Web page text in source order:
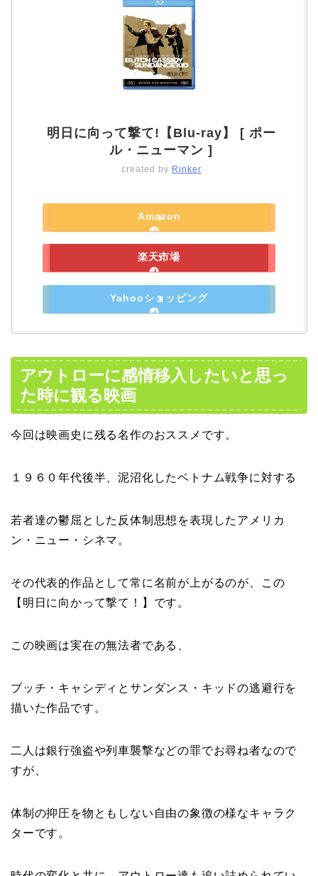
明日に向って撃て!【Blu-ray】 [ ポー
ル・ニューマン ]
created by Rinker
Amazon
楽天市場
Yahooショッピング
アウトローに感情移入したいと思っ
た時に観る映画
今回は映画史に残る名作のおススメです。
１９６０年代後半、泥沼化したベトナム戦争に対する
若者達の鬱屈とした反体制思想を表現したアメリカ
ン・ニュー・シネマ。
その代表的作品として常に名前が上がるのが、この
【明日に向かって撃て！】です。
この映画は実在の無法者である、
ブッチ・キャシディとサンダンス・キッドの逃避行を
描いた作品です。
二人は銀行強盗や列車襲撃などの罪でお尋ね者なので
すが、
体制の抑圧を物ともしない自由の象徴の様なキャラク
ターです。